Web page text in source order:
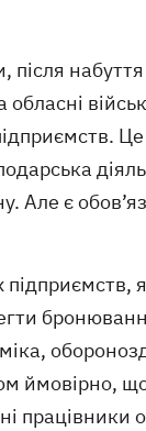
Але є
ймовірно,